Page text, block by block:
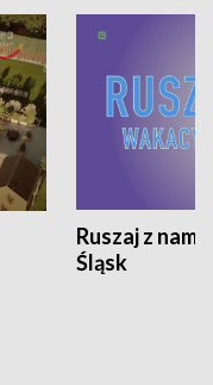
Ruszaj z
Śląsk